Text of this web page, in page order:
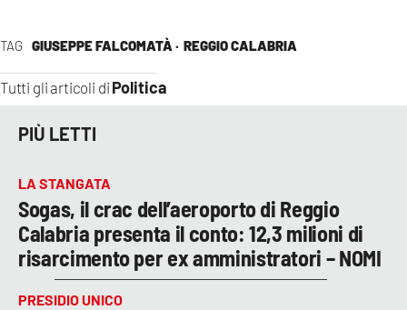
TAG GIUSEPPE FALCOMATÀ · REGGIO CALABRIA
Tutti gli articoli di Politica
PIÙ LETTI
LA STANGATA
Sogas, il crac dell’aeroporto di Reggio
Calabria presenta il conto: 12,3 milioni di
risarcimento per ex amministratori – NOMI
PRESIDIO UNICO